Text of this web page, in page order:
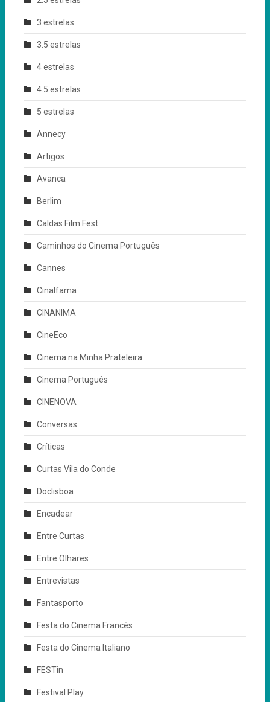
3 estrelas
3.5 estrelas
4 estrelas
4.5 estrelas
5 estrelas
Annecy
Artigos
Avanca
Berlim
Caldas Film Fest
Caminhos do Cinema Português
Cannes
Cinalfama
CINANIMA
CineEco
Cinema na Minha Prateleira
Cinema Português
CINENOVA
Conversas
Críticas
Curtas Vila do Conde
Doclisboa
Encadear
Entre Curtas
Entre Olhares
Entrevistas
Fantasporto
Festa do Cinema Francês
Festa do Cinema Italiano
FESTin
Festival Play